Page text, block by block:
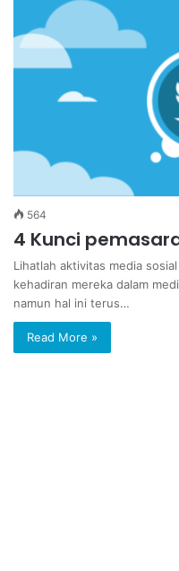
564
4 Kunci
Lihatlah aktivitas media
kehadiran mereka dalam
namun hal ini terus…
Read More »